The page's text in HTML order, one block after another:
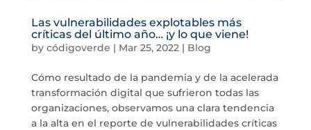
Las vulnerabilidades explotables más
críticas del último año… ¡y lo que viene!
by códigoverde | Mar 25, 2022| Blog
Cómo resultado de la pandemia y de la acelerada
transformación digital que sufrieron todas las
organizaciones, observamos una clara tendencia
a la alta en el reporte de vulnerabilidades críticas